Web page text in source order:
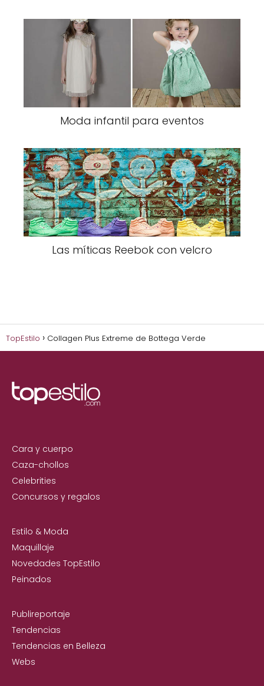
Moda infantil para eventos
Las míticas Reebok con velcro
TopEstilo Collagen Plus Extreme de Bottega Verde
Cara y cuerpo
Caza-chollos
Celebrities
Concursos y regalos
Estilo & Moda
Maquillaje
Novedades TopEstilo
Peinados
Publireportaje
Tendencias
Tendencias en Belleza
Webs